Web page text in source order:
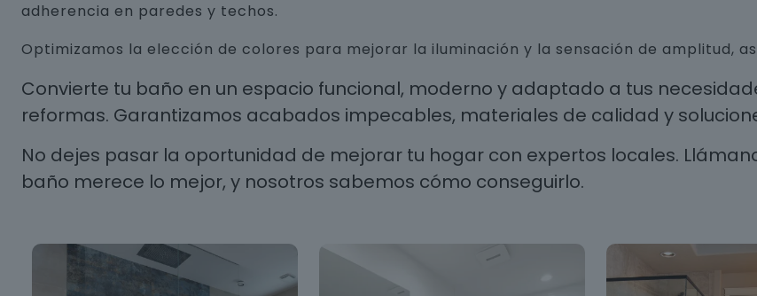
adherencia en paredes y techos.
Optimizamos la elección de colores para mejorar la iluminación y la sensación de amplitud,
Convierte tu baño en un espacio funcional, moderno y adaptado a tus
reformas. Garantizamos acabados impecables, materiales de calidad y
No dejes pasar la oportunidad de mejorar tu hogar con expertos locales.
baño merece lo mejor, y nosotros sabemos cómo conseguirlo.